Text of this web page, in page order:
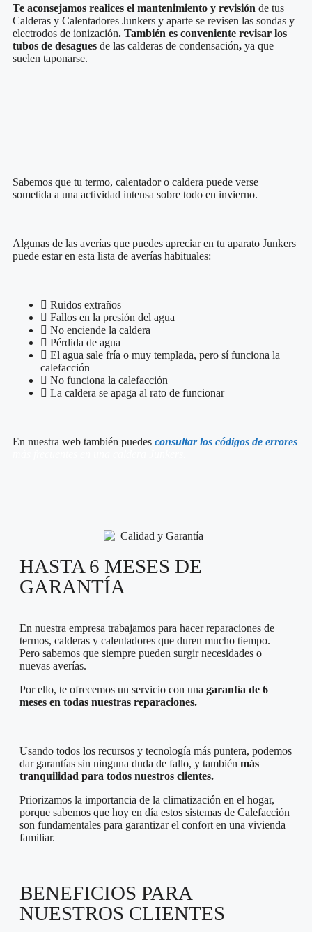
Te aconsejamos realices el mantenimiento y revisión de tus
Calderas y Calentadores Junkers y aparte se revisen las sondas y
electrodos de ionización. También es conveniente revisar los
tubos de desagues de las calderas de condensación, ya que
suelen taponarse.
Sabemos que tu termo, calentador o caldera puede verse
sometida a una actividad intensa sobre todo en invierno.
Algunas de las averías que puedes apreciar en tu aparato Junkers
puede estar en esta lista de averías habituales:
Ruidos extraños
Fallos en la presión del agua
No enciende la caldera
Pérdida de agua
El agua sale fría o muy templada, pero sí funciona la
calefacción
No funciona la calefacción
La caldera se apaga al rato de funcionar
En nuestra web también puedes consultar los códigos de errores
HASTA 6 MESES DE
GARANTÍA
En nuestra empresa trabajamos para hacer reparaciones de
termos, calderas y calentadores que duren mucho tiempo.
Pero sabemos que siempre pueden surgir necesidades o
nuevas averías.
Por ello, te ofrecemos un servicio con una garantía de 6
meses en todas nuestras reparaciones.
Usando todos los recursos y tecnología más puntera, podemos
dar garantías sin ninguna duda de fallo, y también más
tranquilidad para todos nuestros clientes.
Priorizamos la importancia de la climatización en el hogar,
porque sabemos que hoy en día estos sistemas de Calefacción
son fundamentales para garantizar el confort en una vivienda
familiar.
BENEFICIOS PARA
NUESTROS CLIENTES